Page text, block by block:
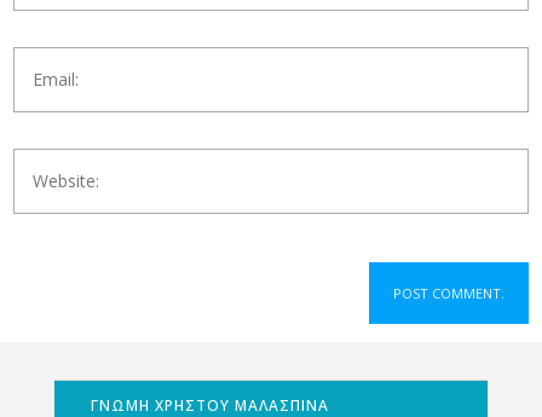
ΓΝΩΜΗ ΧΡΗΣΤΟΥ ΜΑΛΑΣΠΙΝΑ